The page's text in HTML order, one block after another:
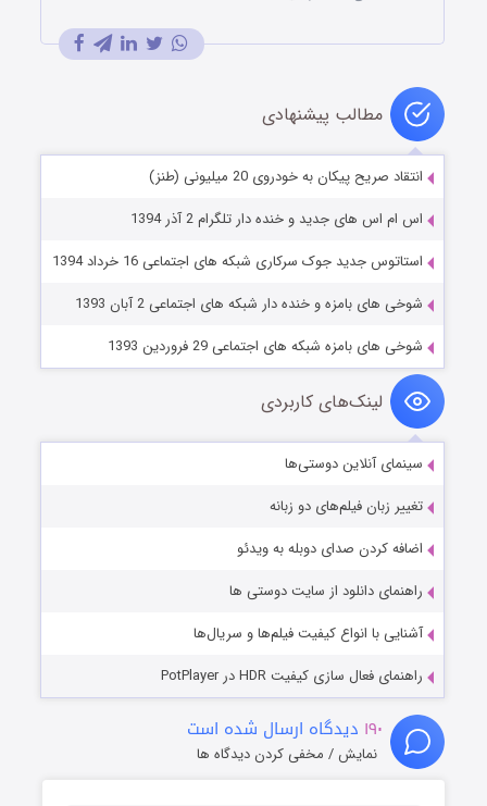
مطالب پیشنهادی
انتقاد صریح پیکان به خودروی 20 میلیونی (طنز)
اس ام اس های جدید و خنده دار تلگرام 2 آذر 1394
استاتوس جدید جوک سرکاری شبکه های اجتماعی 16 خرداد 1394
شوخی های بامزه و خنده دار شبکه های اجتماعی 2 آبان 1393
شوخی های بامزه شبکه های اجتماعی 29 فروردین 1393
لینک‌های کاربردی
سینمای آنلاین دوستی‌ها
تغییر زبان فیلم‌های دو زبانه
اضافه کردن صدای دوبله به ویدئو
راهنمای دانلود از سایت دوستی ها
آشنایی با انواع کیفیت فیلم‌ها و سریال‌ها
راهنمای فعال سازی کیفیت HDR در PotPlayer
۱۹۰ دیدگاه ارسال شده است
نمایش / مخفی کردن دیدگاه ها